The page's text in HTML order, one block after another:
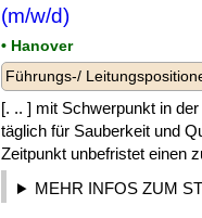
(m/w/d)
• Hanover
Führungs-/
[. .. ] mit Schwerpunkt in
täglich für Sauberkeit und
Zeitpunkt unbefristet einen
MEHR INFOS ZUM